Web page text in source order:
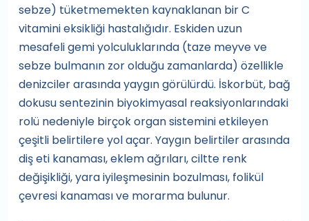
sebze) tüketmemekten kaynaklanan bir C
vitamini eksikliği hastalığıdır. Eskiden uzun
mesafeli gemi yolculuklarında (taze meyve ve
sebze bulmanın zor olduğu zamanlarda) özellikle
denizciler arasında yaygın görülürdü. İskorbüt, bağ
dokusu sentezinin biyokimyasal reaksiyonlarındaki
rolü nedeniyle birçok organ sistemini etkileyen
çeşitli belirtilere yol açar. Yaygın belirtiler arasında
diş eti kanaması, eklem ağrıları, ciltte renk
değişikliği, yara iyileşmesinin bozulması, folikül
çevresi kanaması ve morarma bulunur.